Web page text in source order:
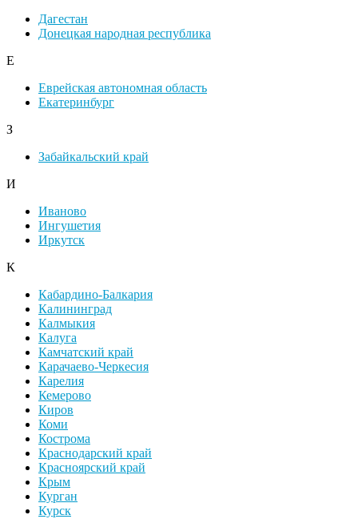
Дагестан
Донецкая народная республика
Е
Еврейская автономная область
Екатеринбург
З
Забайкальский край
И
Иваново
Ингушетия
Иркутск
К
Кабардино-Балкария
Калининград
Калмыкия
Калуга
Камчатский край
Карачаево-Черкесия
Карелия
Кемерово
Киров
Коми
Кострома
Краснодарский край
Красноярский край
Крым
Курган
Курск